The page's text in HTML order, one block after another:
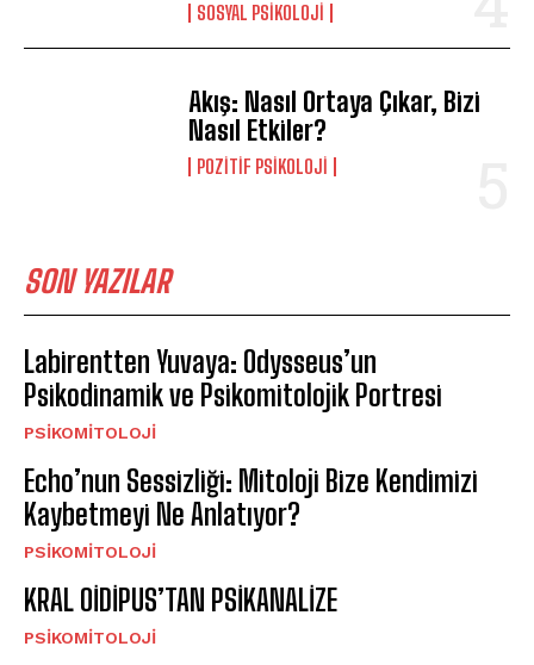
SOSYAL PSIKOLOJI
Akış: Nasıl Ortaya Çıkar, Bizi
Nasıl Etkiler?
POZITIF PSIKOLOJI
SON YAZILAR
Labirentten Yuvaya: Odysseus’un
Psikodinamik ve Psikomitolojik Portresi
PSIKOMITOLOJI
Echo’nun Sessizliği: Mitoloji Bize Kendimizi
Kaybetmeyi Ne Anlatıyor?
PSIKOMITOLOJI
KRAL OİDİPUS’TAN PSİKANALİZE
PSIKOMITOLOJI